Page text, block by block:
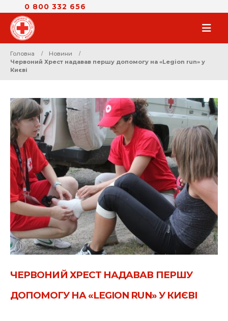
0 800 332 656
Головна
Новини
Червоний Хрест надавав першу допомогу на «Legion run» у
Києві
ЧЕРВОНИЙ ХРЕСТ НАДАВАВ ПЕРШУ
ДОПОМОГУ НА «LEGION RUN» У КИЄВІ